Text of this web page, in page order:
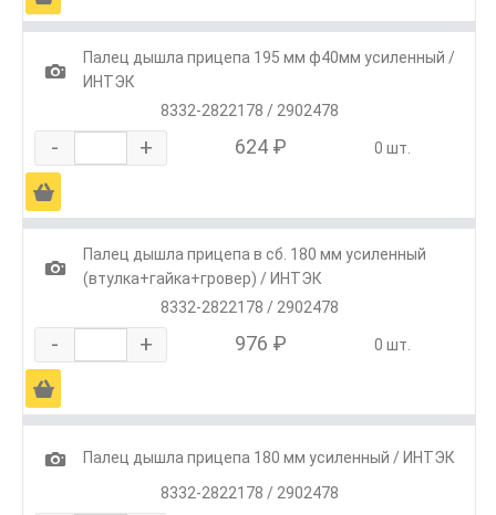
1
Палец дышла прицепа 195 мм ф40мм усиленный /
ИНТЭК
8332-2822178 / 2902478
- + 624 ₽ 0 шт.
Ä
1
Палец дышла прицепа в сб. 180 мм усиленный
(втулка+гайка+гровер) / ИНТЭК
8332-2822178 / 2902478
- + 976 ₽ 0 шт.
Ä
1
Палец дышла прицепа 180 мм усиленный / ИНТЭК
8332-2822178 / 2902478